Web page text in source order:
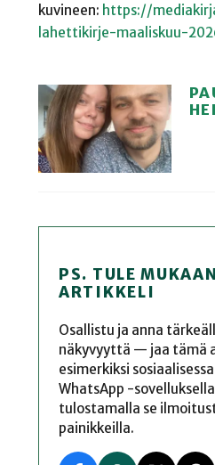
kuvineen: https://
lahettikirje-maaliskuu-
PS. TULE
ARTIKKELI
Osallistu ja anna
näkyvyyttä — jaa tämä
esimerkiksi
WhatsApp -
tulostamalla se
painikkeilla.